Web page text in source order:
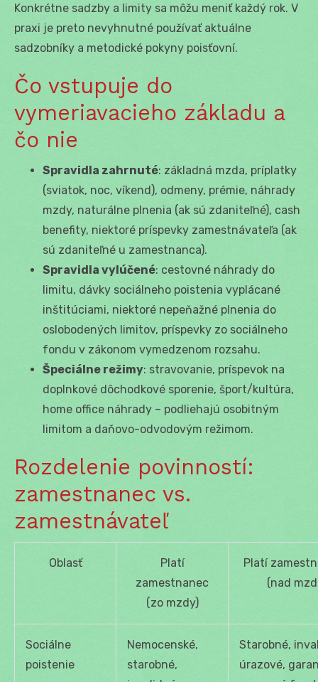
Konkrétne sadzby a limity sa môžu meniť každý rok. V
praxi je preto nevyhnutné používať aktuálne
sadzobníky a metodické pokyny poisťovní.
Čo vstupuje do
vymeriavacieho základu a
čo nie
Spravidla zahrnuté: základná mzda, príplatky
(sviatok, noc, víkend), odmeny, prémie, náhrady
mzdy, naturálne plnenia (ak sú zdaniteľné), cash
benefity, niektoré príspevky zamestnávateľa (ak
sú zdaniteľné u zamestnanca).
Spravidla vylúčené: cestovné náhrady do
limitu, dávky sociálneho poistenia vyplácané
inštitúciami, niektoré nepeňažné plnenia do
oslobodených limitov, príspevky zo sociálneho
fondu v zákonom vymedzenom rozsahu.
Špeciálne režimy: stravovanie, príspevok na
doplnkové dôchodkové sporenie, šport/kultúra,
home office náhrady – podliehajú osobitným
limitom a daňovo-odvodovým režimom.
Rozdelenie povinností:
zamestnanec vs.
zamestnávateľ
Oblasť
Platí
zamestnanec
(zo mzdy)
Platí
(nad
Sociálne
poistenie
Nemocenské,
starobné,
Starobné,
úrazové,